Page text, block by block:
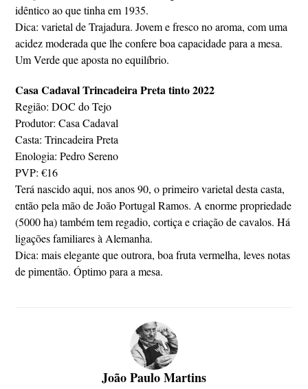
idêntico ao que tinha em 1935.
Dica: varietal de Trajadura. Jovem e fresco no aroma, com uma
acidez moderada que lhe confere boa capacidade para a mesa.
Um Verde que aposta no equilíbrio.
Casa Cadaval Trincadeira Preta tinto 2022
Região: DOC do Tejo
Produtor: Casa Cadaval
Casta: Trincadeira Preta
Enologia: Pedro Sereno
PVP: €16
Terá nascido aqui, nos anos 90, o primeiro varietal desta casta,
então pela mão de João Portugal Ramos. A enorme propriedade
(5000 ha) também tem regadio, cortiça e criação de cavalos. Há
ligações familiares à Alemanha.
Dica: mais elegante que outrora, boa fruta vermelha, leves notas
de pimentão. Óptimo para a mesa.
João Paulo Martins